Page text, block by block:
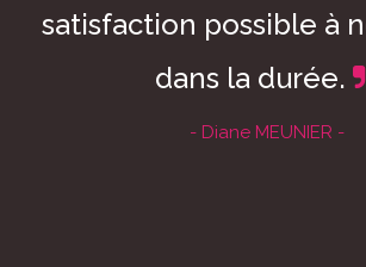
satisfaction possible à
dans la durée.
- Diane MEUNIER -